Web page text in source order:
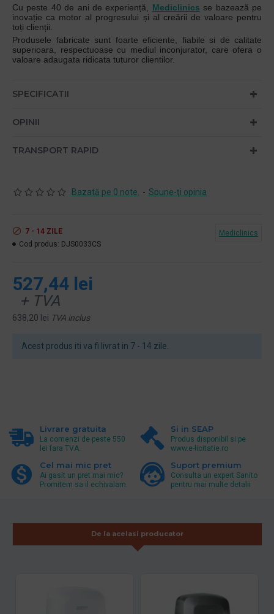
Cu peste 40 de ani de experiență, Mediclinics se bazează pe
inovație ca motor al progresului și al creării de valoare pentru
toți clienții.
Produsele fabricate sunt foarte eficiente, fiabile si de calitate
superioara, respectuoase cu mediul inconjurator, care ofera o
valoare adaugata ridicata tuturor clientilor.
SPECIFICATII
OPINII
TRANSPORT RAPID
Acest produs iti va fi livrat in 7 - 14 zile.
Bazată pe 0 note. - Spune-ţi opinia
527,44 lei
+ TVA
638,20 lei TVA inclus
7 - 14 ZILE
Cod produs: DJS0033CS
Mediclinics
Livrare gratuita
La comenzi de peste 550
lei fara TVA.
Si in SEAP
Produs disponibil si pe
www.e-licitatie.ro
Cel mai mic pret
Ai gasit un pret mai mic?
Promitem sa il echivalam.
Suport premium
Consulta un expert Sanito
pentru mai multe detalii
De la acelasi producator